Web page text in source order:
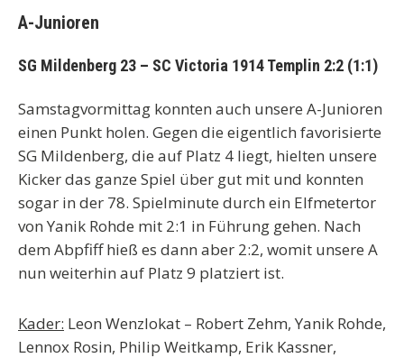
A-Junioren
SG Mildenberg 23 – SC Victoria 1914 Templin 2:2 (1:1)
Samstagvormittag konnten auch unsere A-Junioren
einen Punkt holen. Gegen die eigentlich favorisierte
SG Mildenberg, die auf Platz 4 liegt, hielten unsere
Kicker das ganze Spiel über gut mit und konnten
sogar in der 78. Spielminute durch ein Elfmetertor
von Yanik Rohde mit 2:1 in Führung gehen. Nach
dem Abpfiff hieß es dann aber 2:2, womit unsere A
nun weiterhin auf Platz 9 platziert ist.
Kader: Leon Wenzlokat – Robert Zehm, Yanik Rohde,
Lennox Rosin, Philip Weitkamp, Erik Kassner,